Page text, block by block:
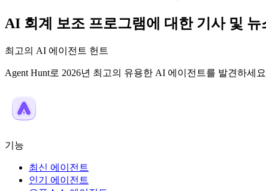
AI 회계 보조 프로그램에 대한 기사 및 뉴
최고의 AI 에이전트 헌트
Agent Hunt로 2026년 최고의 유용한 AI 에이전트를 발견하세
기능
최신 에이전트
인기 에이전트